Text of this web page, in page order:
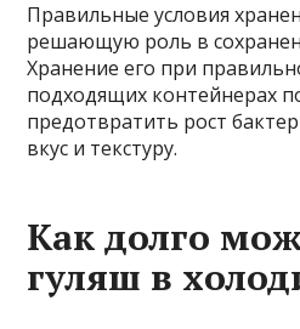
Правильные условия
решающую роль в
Хранение его при
подходящих контейнерах
предотвратить рост
вкус и текстуру.
Как долго
гуляш в